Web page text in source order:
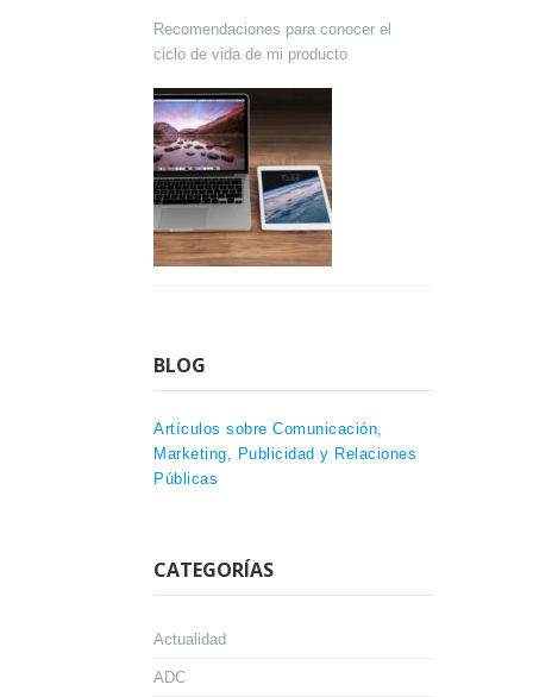
Recomendaciones para conocer el
ciclo de vida de mi producto
BLOG
Artículos sobre Comunicación,
Marketing, Publicidad y Relaciones
Públicas
CATEGORÍAS
Actualidad
ADC